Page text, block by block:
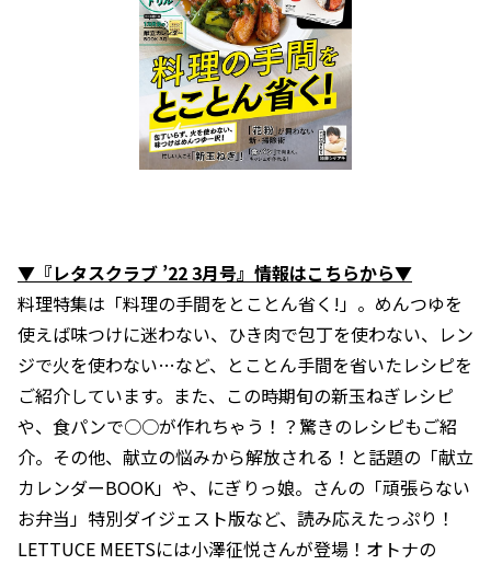
▼『レタスクラブ ’22 3月号』情報はこちらから▼
料理特集は「料理の手間をとことん省く!」。めんつゆを
使えば味つけに迷わない、ひき肉で包丁を使わない、レン
ジで火を使わない…など、とことん手間を省いたレシピを
ご紹介しています。また、この時期旬の新玉ねぎレシピ
や、食パンで○○が作れちゃう！？驚きのレシピもご紹
介。その他、献立の悩みから解放される！と話題の「献立
カレンダーBOOK」や、にぎりっ娘。さんの「頑張らない
お弁当」特別ダイジェスト版など、読み応えたっぷり！
LETTUCE MEETSには小澤征悦さんが登場！オトナの